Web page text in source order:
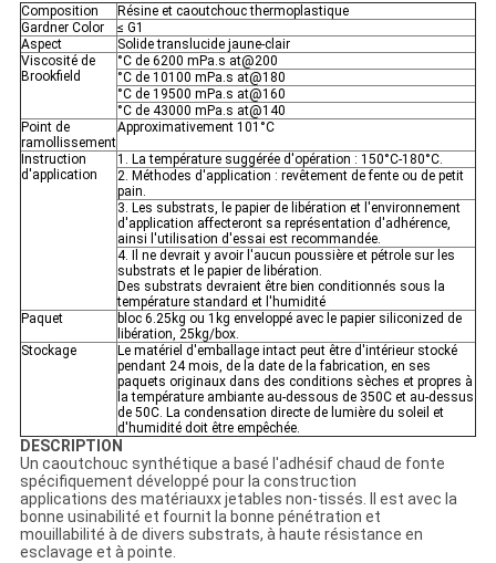
Composition
Résine et caoutchouc thermoplastique
Gardner Color
≤ G1
Aspect
Solide translucide jaune-clair
Viscosité de
Brookfield
°C de 6200 mPa.s at@200
°C de 10100 mPa.s at@180
°C de 19500 mPa.s at@160
°C de 43000 mPa.s at@140
Point de
ramollissement
Approximativement 101°C
Instruction
d'application
1. La température suggérée d'opération : 150°C-180°C.
2. Méthodes d'application : revêtement de fente ou de petit
pain.
3. Les substrats, le papier de libération et l'environnement
d'application affecteront sa représentation d'adhérence,
ainsi l'utilisation d'essai est recommandée.
4. Il ne devrait y avoir l'aucun poussière et pétrole sur les
substrats et le papier de libération.
Des substrats devraient être bien conditionnés sous la
température standard et l'humidité
Paquet
bloc 6.25kg ou 1kg enveloppé avec le papier siliconized de
libération, 25kg/box.
Stockage
Le matériel d'emballage intact peut être d'intérieur stocké
pendant 24 mois, de la date de la fabrication, en ses
paquets originaux dans des conditions sèches et propres à
la température ambiante au-dessous de 350C et au-dessus
de 50C. La condensation directe de lumière du soleil et
d'humidité doit être empêchée.
DESCRIPTION
Un caoutchouc synthétique a basé l'adhésif chaud de fonte
spécifiquement développé pour la construction
applications des matériauxx jetables non-tissés. Il est avec la
bonne usinabilité et fournit la bonne pénétration et
mouillabilité à de divers substrats, à haute résistance en
esclavage et à pointe.